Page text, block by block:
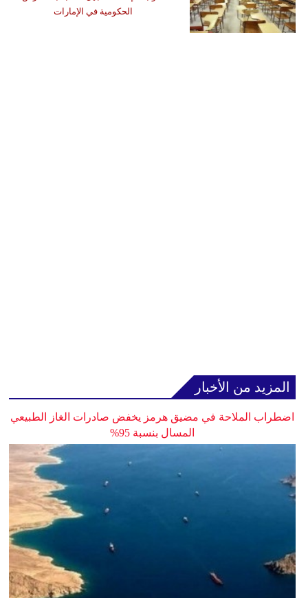
الحكومية في الإمارات
المزيد من الأخبار
اضطراب الملاحة في مضيق هرمز يخفض صادرات الغاز الطبيعي
المسال بنسبة 95%